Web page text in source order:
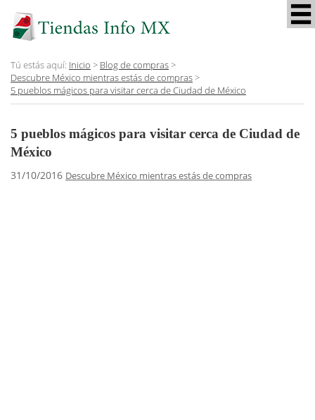
Tú estás aquí: Inicio > Blog de compras>
Descubre México mientras estás de compras>
5 pueblos mágicos para visitar cerca de Ciudad de México
5 pueblos mágicos para visitar cerca de Ciudad de
México
31/10/2016 Descubre México mientras estás de compras